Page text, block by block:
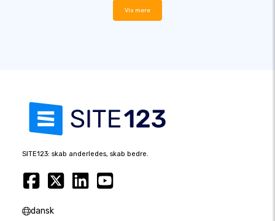
Vis mere
SITE123: skab anderledes, skab bedre.
dansk